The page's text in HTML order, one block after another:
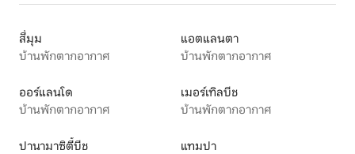
สี่มุม
บ้านพักตากอากาศ
แอตแลนตา
บ้านพักตากอากาศ
ออร์แลนโด
บ้านพักตากอากาศ
เมอร์เทิลบีช
บ้านพักตากอากาศ
ปานามาซิตี้บีช
แทมปา